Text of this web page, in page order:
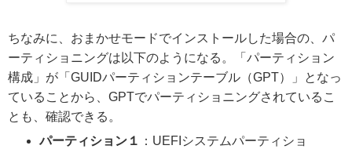
ちなみに、おまかせモードでインストールした場合の、パ
ーティショニングは以下のようになる。「パーティション
構成」が「GUIDパーティションテーブル（GPT）」となっ
ていることから、GPTでパーティショニングされているこ
とも、確認できる。
パーティション１ ：UEFIシステムパーティショ